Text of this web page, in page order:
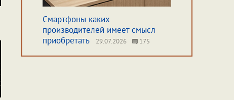
Смартфоны каких
производителей имеет смысл
приобретать
29.07.2026 175